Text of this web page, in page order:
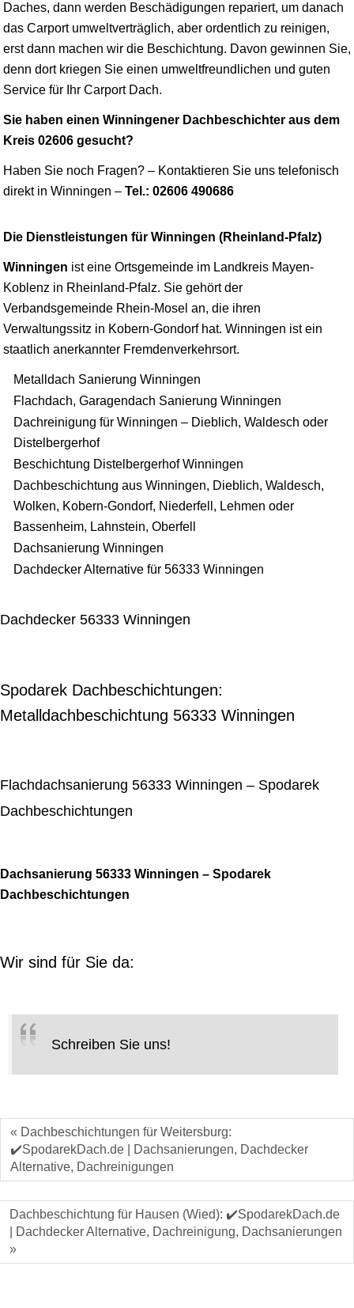
Daches, dann werden Beschädigungen repariert, um danach
das Carport umweltverträglich, aber ordentlich zu reinigen,
erst dann machen wir die Beschichtung. Davon gewinnen Sie,
denn dort kriegen Sie einen umweltfreundlichen und guten
Service für Ihr Carport Dach.
Sie haben einen Winningener Dachbeschichter aus dem
Kreis 02606 gesucht?
Haben Sie noch Fragen? – Kontaktieren Sie uns telefonisch
direkt in Winningen – Tel.: 02606 490686
Die Dienstleistungen für Winningen (Rheinland-Pfalz)
Winningen ist eine Ortsgemeinde im Landkreis Mayen-
Koblenz in Rheinland-Pfalz. Sie gehört der
Verbandsgemeinde Rhein-Mosel an, die ihren
Verwaltungssitz in Kobern-Gondorf hat. Winningen ist ein
staatlich anerkannter Fremdenverkehrsort.
Metalldach Sanierung Winningen
Flachdach, Garagendach Sanierung Winningen
Dachreinigung für Winningen – Dieblich, Waldesch oder
Distelbergerhof
Beschichtung Distelbergerhof Winningen
Dachbeschichtung aus Winningen, Dieblich, Waldesch,
Wolken, Kobern-Gondorf, Niederfell, Lehmen oder
Bassenheim, Lahnstein, Oberfell
Dachsanierung Winningen
Dachdecker Alternative für 56333 Winningen
Dachdecker 56333 Winningen
Spodarek Dachbeschichtungen:
Metalldachbeschichtung 56333 Winningen
Flachdachsanierung 56333 Winningen – Spodarek
Dachbeschichtungen
Dachsanierung 56333 Winningen – Spodarek
Dachbeschichtungen
Wir sind für Sie da:
Schreiben Sie uns!
« Dachbeschichtungen für Weitersburg:
✔️SpodarekDach.de | Dachsanierungen, Dachdecker
Alternative, Dachreinigungen
Dachbeschichtung für Hausen (Wied): ✔️SpodarekDach.de
| Dachdecker Alternative, Dachreinigung, Dachsanierungen
»